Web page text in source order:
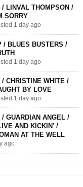
/ LINVAL THOMPSON /
SORRY
1 day ago
/ BLUES BUSTERS /
1 day ago
/ CHRISTINE WHITE /
BY LOVE
1 day ago
/ GUARDIAN ANGEL /
AND KICKIN’ /
AT THE WELL
ago